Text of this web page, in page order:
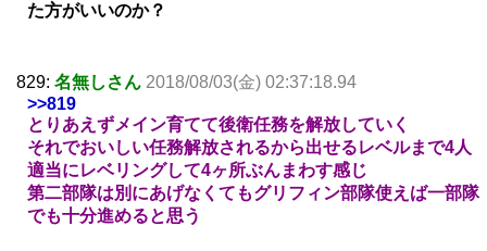
た方がいいのか？
829: 名無しさん 2018/08/03(金) 02:37:18.94
>>819
とりあえずメイン育てて後衛任務を解放していく
それでおいしい任務解放されるから出せるレベルまで4人
適当にレベリングして4ヶ所ぶんまわす感じ
第二部隊は別にあげなくてもグリフィン部隊使えば一部隊
でも十分進めると思う